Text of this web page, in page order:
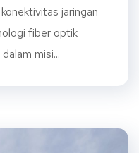
jaringan
fiber optik
misi...